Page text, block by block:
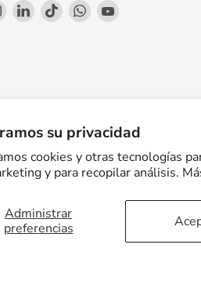
su privacidad
cookies y otras tecnologías
y para recopilar análisis.
Administrar
preferencias
Encuéntrenos
Encuéntrenos
Encuéntrenos
Encuéntrenos
Encuéntrenos
Facturación Electrónica Preguntas